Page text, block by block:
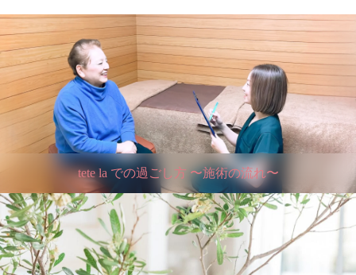
tete la での過ごし方 〜施術の流れ〜